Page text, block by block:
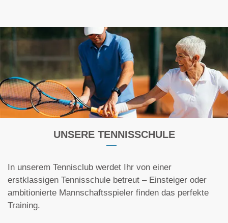
UNSERE TENNISSCHULE
In unserem Tennisclub werdet Ihr von einer
erstklassigen Tennisschule betreut – Einsteiger oder
ambitionierte Mannschaftsspieler finden das perfekte
Training.